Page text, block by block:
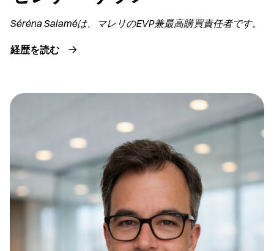
Séréna Salaméは、マレリのEVP兼最高購買責任者です。
経歴を読む